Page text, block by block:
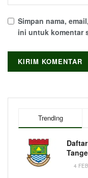
Simpan nama,
ini untuk komentar
Trending
4